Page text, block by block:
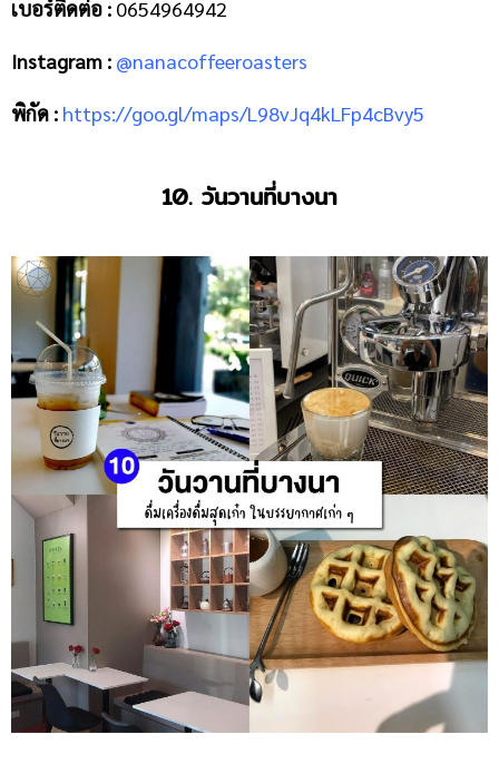
เบอร์ติดต่อ : 0654964942
Instagram : @nanacoffeeroasters
พิกัด : https://goo.gl/maps/L98vJq4kLFp4cBvy5
10. วันวานที่บางนา